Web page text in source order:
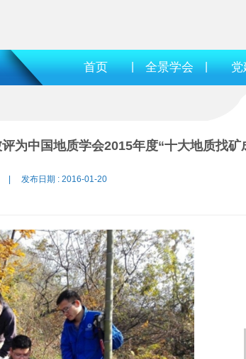
首页 | 全景学会 | 党
为中国地质学会2015年度“十大地质找矿
| 发布日期 : 2016-01-20